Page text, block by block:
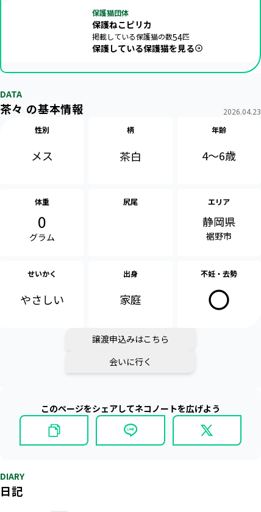
保護猫団体
保護ねこピリカ
掲載している保護猫の数54匹
保護している保護猫を見る
DATA
茶々 の基本情報
2026.04.23
性別
メス
柄
茶白
年齢
4〜6歳
体重
0
グラム
尻尾 エリア
静岡県
裾野市
せいかく
やさしい
出身
家庭
不妊・去勢
譲渡申込みはこちら
会いに行く
このページをシェアしてネコノートを広げよう
DIARY
日記